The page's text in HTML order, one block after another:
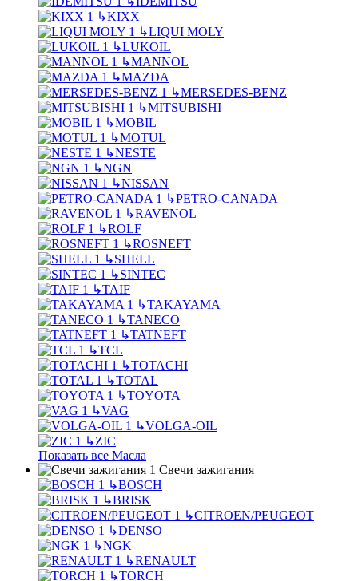
↳KIXX
↳LIQUI MOLY
↳LUKOIL
↳MANNOL
↳MAZDA
↳MERSEDES-BENZ
↳MITSUBISHI
↳MOBIL
↳MOTUL
↳NESTE
↳NGN
↳NISSAN
↳PETRO-CANADA
↳RAVENOL
↳ROLF
↳ROSNEFT
↳SHELL
↳SINTEC
↳TAIF
↳TAKAYAMA
↳TANECO
↳TATNEFT
↳TCL
↳TOTACHI
↳TOTAL
↳TOYOTA
↳VAG
↳VOLGA-OIL
↳ZIC
Показать все Масла
Свечи зажигания
↳BOSCH
↳BRISK
↳CITROEN/PEUGEOT
↳DENSO
↳NGK
↳RENAULT
↳TORCH